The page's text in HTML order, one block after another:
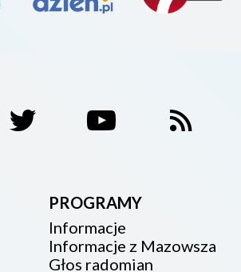
PROGRAMY
Informacje
Informacje z Mazowsza
Głos radomian